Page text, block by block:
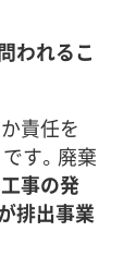
われるこ
責任を
す。廃棄
事の発
排出事業